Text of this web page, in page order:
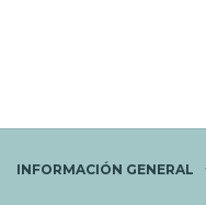
INFORMACIÓN GENERAL